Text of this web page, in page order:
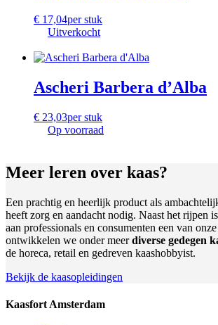
€ 17,04per stuk
Uitverkocht
Ascheri Barbera d’Alba
€ 23,03per stuk
Op voorraad
Meer leren over kaas?
Een prachtig en heerlijk product als
heeft zorg en aandacht nodig. Naast het rijpen
aan professionals en consumenten een van
ontwikkelen we onder meerdiverse gedegen
de horeca, retail en gedreven kaashobbyist.
Bekijk de kaasopleidingen
Kaasfort Amsterdam